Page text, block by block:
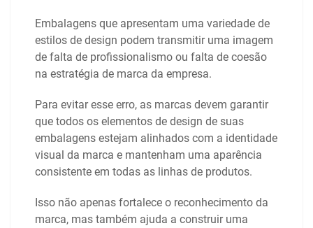
Embalagens que apresentam uma variedade de
estilos de design podem transmitir uma imagem
de falta de profissionalismo ou falta de coesão
na estratégia de marca da empresa.
Para evitar esse erro, as marcas devem garantir
que todos os elementos de design de suas
embalagens estejam alinhados com a identidade
visual da marca e mantenham uma aparência
consistente em todas as linhas de produtos.
Isso não apenas fortalece o reconhecimento da
marca, mas também ajuda a construir uma